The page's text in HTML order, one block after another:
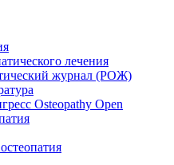
лечения
журнал (РОЖ)
Osteopathy Open